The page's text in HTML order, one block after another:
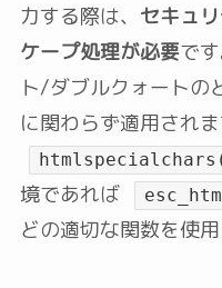
力する際は、 セキュ
ケープ処理が必要で
ト/ダブルクォートの
に関わらず適用されま
境であれば
どの適切な関数を使用